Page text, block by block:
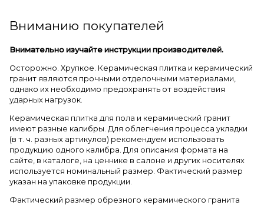
Вниманию покупателей
Внимательно изучайте инструкции производителей.
Осторожно. Хрупкое. Керамическая плитка и керамический
гранит являются прочными отделочными материалами,
однако их необходимо предохранять от воздействия
ударных нагрузок.
Керамическая плитка для пола и керамический гранит
имеют разные калибры. Для облегчения процесса укладки
(в т. ч. разных артикулов) рекомендуем использовать
продукцию одного калибра. Для описания формата на
сайте, в каталоге, на ценнике в салоне и других носителях
используется номинальный размер. Фактический размер
указан на упаковке продукции.
Фактический размер обрезного керамического гранита